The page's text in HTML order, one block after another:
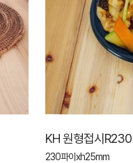
KH 원형접시
230파이xh25mm